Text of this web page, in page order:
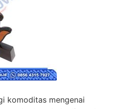
komoditas mengenai